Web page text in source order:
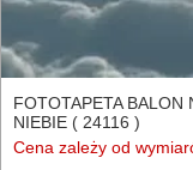
FOTOTAPETA BALON
NIEBIE ( 24116 )
Cena zależy od